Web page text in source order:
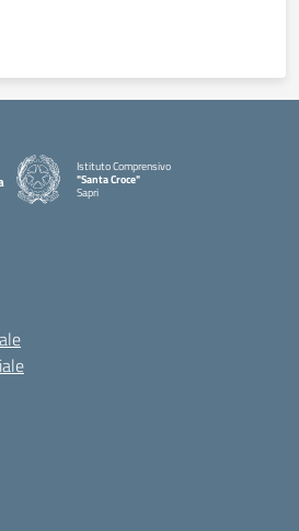
Istituto Comprensivo
"Santa Croce"
Sapri
— Visita la pagina iniziale della scuola